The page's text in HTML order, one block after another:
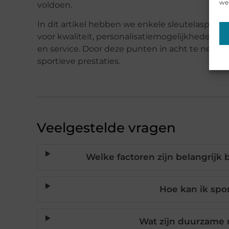
voldoen.
In dit artikel hebben we enkele
voor kwaliteit, personalisatiemogelijkheden,
en service. Door deze punten in acht te
sportieve prestaties.
Veelgestelde vragen
Welke factoren zijn belangrijk
Hoe kan ik
Wat zijn duurzame